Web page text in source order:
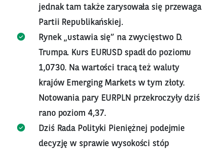
jednak tam także zarysowała się przewaga
Partii Republikańskiej.
Rynek „ustawia się” na zwycięstwo D.
Trumpa. Kurs EURUSD spadł do poziomu
1,0730. Na wartości tracą też waluty
krajów Emerging Markets w tym złoty.
Notowania pary EURPLN przekroczyły dziś
rano poziom 4,37.
Dziś Rada Polityki Pieniężnej podejmie
decyzję w sprawie wysokości stóp